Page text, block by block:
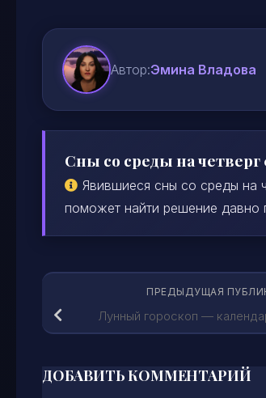
Автор:Эмина Владова
Сны со среды на четверг
Явившиеся сны со среды на
поможет найти решение давно
ПРЕДЫДУЩАЯ
Лунный гороскоп —
ДОБАВИТЬ КОММЕНТАРИЙ